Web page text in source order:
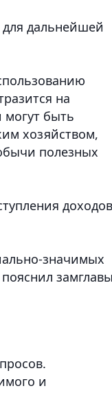
дальнейшей
на
быть
хозяйством,
полезных
значимых
и